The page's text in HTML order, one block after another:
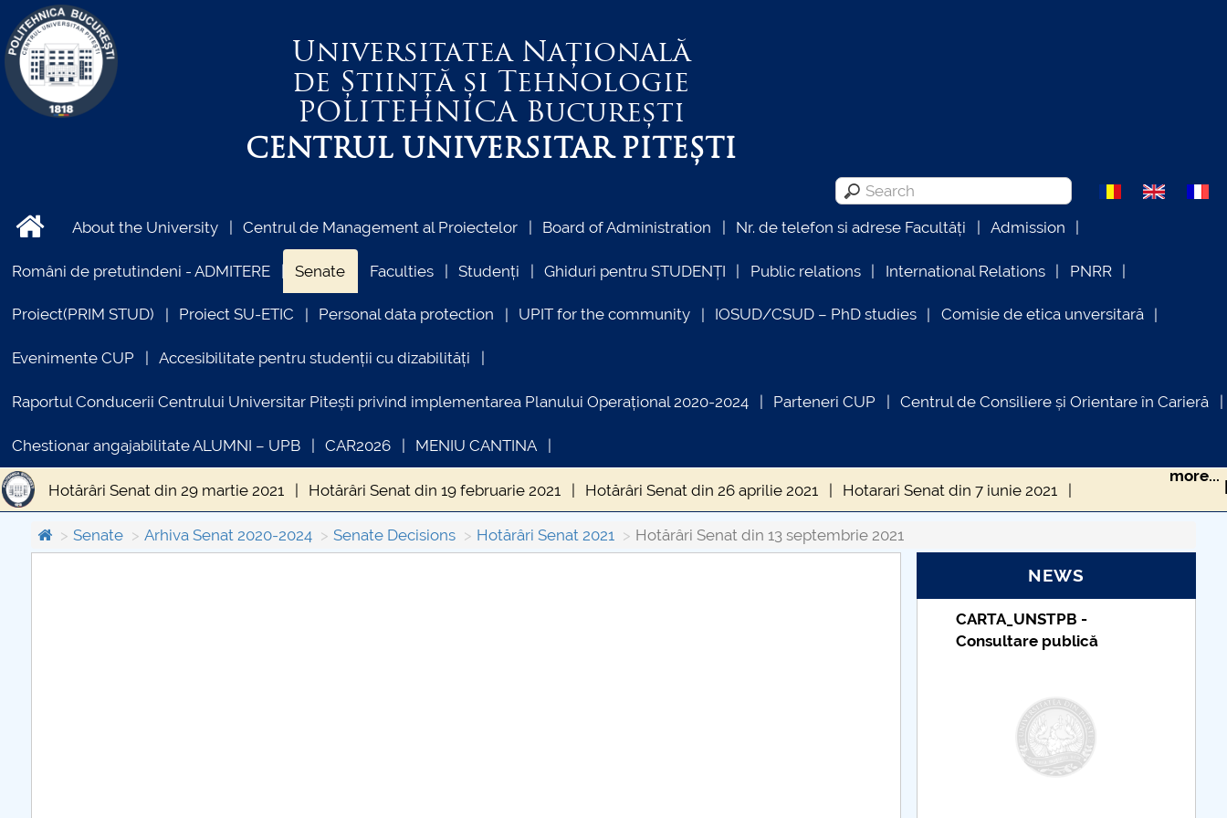
Universitatea Națională
de Știință și Tehnologie
POLITEHNICABucurești
CENTRUL UNIVERSITAR PITEȘTI
About the University Centrul de Management al Proiectelor Board of Administration Nr. de telefon si adrese Facultăți Admission
Români de pretutindeni - ADMITERE Senate Faculties Studenți Ghiduri pentru STUDENȚI Public relations International Relations PNRR
Proiect(PRIM STUD) Proiect SU-ETIC Personal data protection UPIT for the community IOSUD/CSUD – PhD studies Comisie de etica unversitară
Evenimente CUP Accesibilitate pentru studenții cu dizabilități
Raportul Conducerii Centrului Universitar Pitești privind implementarea Planului Operațional 2020-2024 Parteneri CUP Centrul de Consiliere și Orientare în Carieră
Chestionar angajabilitate ALUMNI – UPB CAR2026 MENIU CANTINA
Hotărâri Senat din 29 martie 2021 Hotărâri Senat din 19 februarie 2021 Hotărâri Senat din 26 aprilie 2021 Hotarari Senat din 7 iunie 2021
Hotărâri Senat din 28 iunie 2021 Hotărâre Senat din 30 iunie 2021 Hotărâri SEnat din 26 iulie 2021 Hotărâri Senat din 13 septembrie 2021
Hotărâri Senat din 29 octombrie 2021
Hotărâri Senat din 27 decembrie 2021
more...
Senate Arhiva Senat 2020-2024 Senate Decisions Hotărâri Senat 2021 Hotărâri Senat din 13 septembrie 2021
NEWS
Taxe de școlarizare
indexate – Centrul